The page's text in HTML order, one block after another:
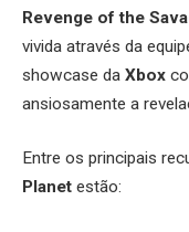
Revenge of the
vivida através da
showcase da Xbox
ansiosamente a
Entre os principais
Planet estão: